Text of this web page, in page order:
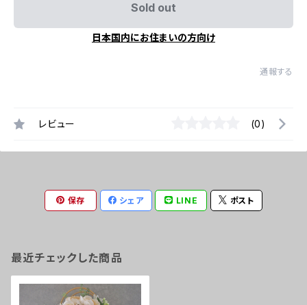
Sold out
日本国内にお住まいの方向け
通報する
レビュー (0)
保存 シェア LINE ポスト
最近チェックした商品